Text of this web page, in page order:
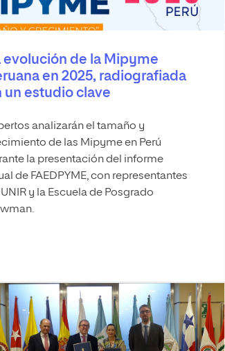
evolución de la Mipyme
en 2025, radiografiada
un estudio clave
analizarán el tamaño y
de las Mipyme en Perú
la presentación del informe
de FAEDPYME, con representantes
y la Escuela de Posgrado